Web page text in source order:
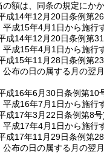
の額は、同条の規定にか
成14年12月20日条例第
平成15年4月1日から施行
成14年12月20日条例第
平成15年4月1日から施行
成15年11月28日条例第
公布の日の属する月の翌
成16年6月30日条例第10
平成16年7月1日から施行
成17年3月22日条例第8号
平成17年4月1日から施行
成17年11月29日条例第
公布の日の属する月の翌